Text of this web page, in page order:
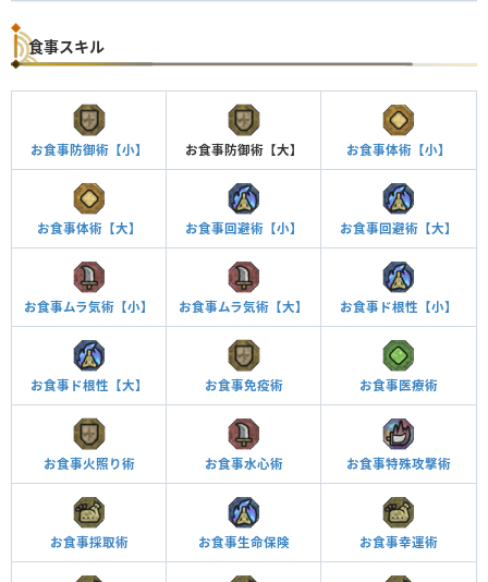
食事スキル
お食事防御術【小】 お食事防御術【大】 お食事体術【小】
お食事体術【大】 お食事回避術【小】 お食事回避術【大】
お食事ムラ気術【小】 お食事ムラ気術【大】 お食事ド根性【小】
お食事ド根性【大】 お食事免疫術 お食事医療術
お食事火照り術 お食事水心術 お食事特殊攻撃術
お食事採取術 お食事生命保険 お食事幸運術